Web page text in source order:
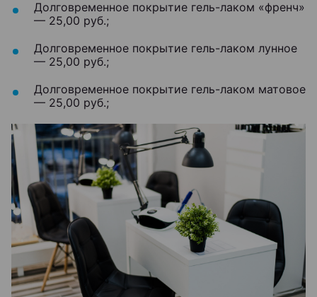
Долговременное покрытие гель-лаком «френч»
— 25,00 руб.;
Долговременное покрытие гель-лаком лунное
— 25,00 руб.;
Долговременное покрытие гель-лаком матовое
— 25,00 руб.;